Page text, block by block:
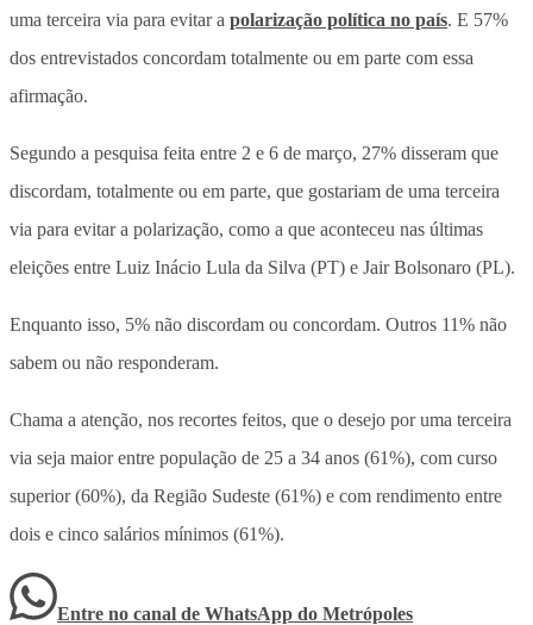
uma terceira via para evitar a polarização política no país. E 57%
dos entrevistados concordam totalmente ou em parte com essa
afirmação.
Segundo a pesquisa feita entre 2 e 6 de março, 27% disseram que
discordam, totalmente ou em parte, que gostariam de uma terceira
via para evitar a polarização, como a que aconteceu nas últimas
eleições entre Luiz Inácio Lula da Silva (PT) e Jair Bolsonaro (PL).
Enquanto isso, 5% não discordam ou concordam. Outros 11% não
sabem ou não responderam.
Chama a atenção, nos recortes feitos, que o desejo por uma terceira
via seja maior entre população de 25 a 34 anos (61%), com curso
superior (60%), da Região Sudeste (61%) e com rendimento entre
dois e cinco salários mínimos (61%).
Entre no canal de WhatsApp do Metrópoles